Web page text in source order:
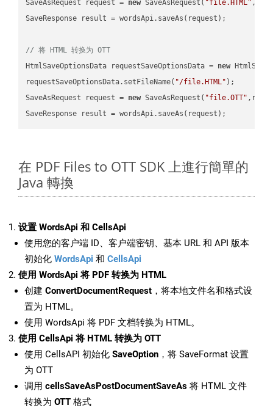
SaveAsRequest request = new SaveAsRequest( "file.HTML"
SaveResponse result = wordsApi.saveAs(request);
// 将 HTML 转换为 OTT
HtmlSaveOptionsData requestSaveOptionsData = new
requestSaveOptionsData.setFileName( "/file.HTML" );
SaveAsRequest request = new SaveAsRequest( "file.OTT"
在 PDF Files to OTT SDK 上進行簡單的
Java 轉換
设置 WordsApi 和 CellsApi
使用您的客户端 ID、客户端密钥、基本 URL 和 API 版本
初始化 WordsApi 和 CellsApi
使用 WordsApi 将 PDF 转换为 HTML
创建 ConvertDocumentRequest ，将本地文件名和格式设
置为 HTML。
使用 WordsApi 将 PDF 文档转换为 HTML。
使用 CellsApi 将 HTML 转换为 OTT
使用 CellsAPI 初始化 SaveOption ，将 SaveFormat 设置
为 OTT
调用 cellsSaveAsPostDocumentSaveAs 将 HTML 文件
转换为 OTT 格式